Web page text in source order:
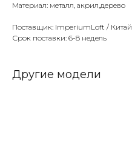
Материал: металл, акрил,дерево
Поставщик: ImperiumLoft / Китай
Срок поставки: 6-8 недель
Другие модели